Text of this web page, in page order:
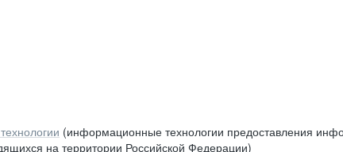
(информационные технологии предоставления
на территории Российской Федерации)